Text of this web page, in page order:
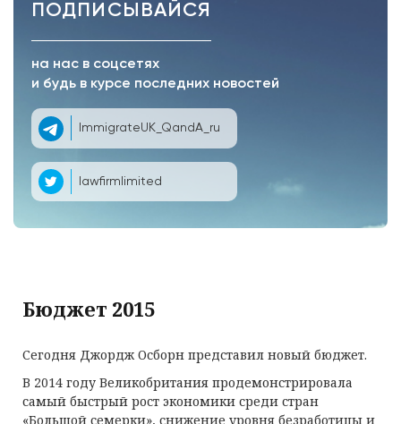
ПОДПИСЫВАЙСЯ
на нас в соцсетях
и будь в курсе последних новостей
ImmigrateUK_QandA_ru
lawfirmlimited
Бюджет 2015
Сегодня Джордж Осборн представил новый бюджет.
В 2014 году Великобритания продемонстрировала
самый быстрый рост экономики среди стран
«Большой семерки», снижение уровня безработицы и